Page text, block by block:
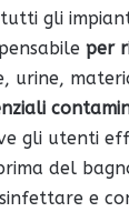
gli
per
urine,
gli utenti
del
e